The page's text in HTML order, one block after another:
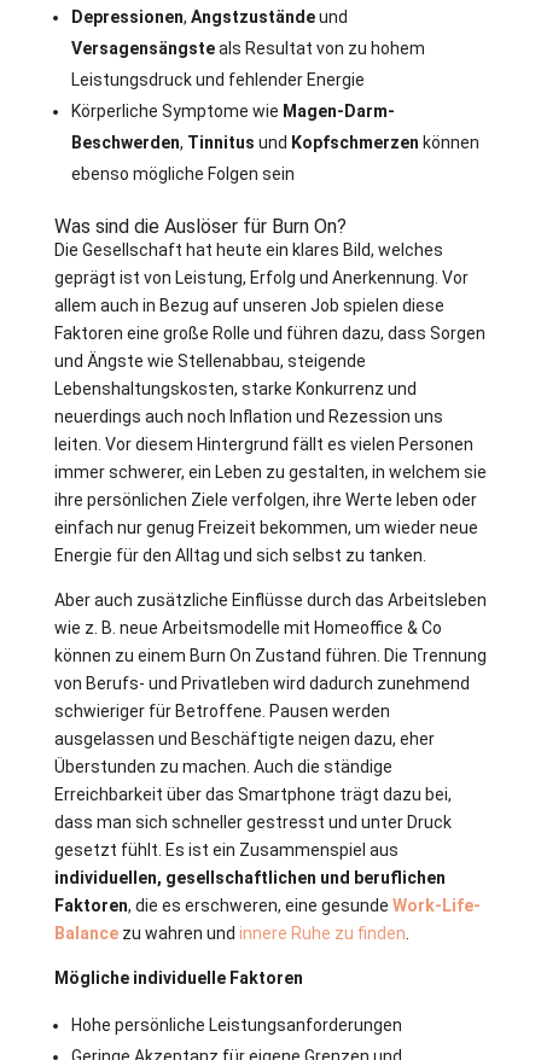
Depressionen, Angstzuständeund
Versagensängsteals Resultat von zu hohem
Leistungsdruck und fehlender Energie
Körperliche Symptome wie Magen-Darm-
Beschwerden, Tinnitus und Kopfschmerzen können
ebenso mögliche Folgen sein
Was sind die Auslöser für Burn On?
Die Gesellschaft hat heute ein klares Bild, welches
geprägt ist von Leistung, Erfolg und Anerkennung. Vor
allem auch in Bezug auf unseren Job spielen diese
Faktoren eine große Rolle und führen dazu, dass Sorgen
und Ängste wie Stellenabbau, steigende
Lebenshaltungskosten, starke Konkurrenz und
neuerdings auch noch Inflation und Rezession uns
leiten. Vor diesem Hintergrund fällt es vielen Personen
immer schwerer, ein Leben zu gestalten, in welchem sie
ihre persönlichen Ziele verfolgen, ihre Werte leben oder
einfach nur genug Freizeit bekommen, um wieder neue
Energie für den Alltag und sich selbst zu tanken.
Aber auch zusätzliche Einflüsse durch das Arbeitsleben
wie z. B. neue Arbeitsmodelle mit Homeoffice & Co
können zu einem Burn On Zustand führen. Die Trennung
von Berufs- und Privatleben wird dadurch zunehmend
schwieriger für Betroffene. Pausen werden
ausgelassen und Beschäftigte neigen dazu, eher
Überstunden zu machen. Auch die ständige
Erreichbarkeit über das Smartphone trägt dazu bei,
dass man sich schneller gestresst und unter Druck
gesetzt fühlt. Es ist ein Zusammenspiel aus
individuellen, gesellschaftlichen und beruflichen
Faktoren, die es erschweren, eine gesunde Work-Life-
Balancezu wahren und innere Ruhe zu finden
Mögliche individuelle Faktoren
Hohe persönliche Leistungsanforderungen